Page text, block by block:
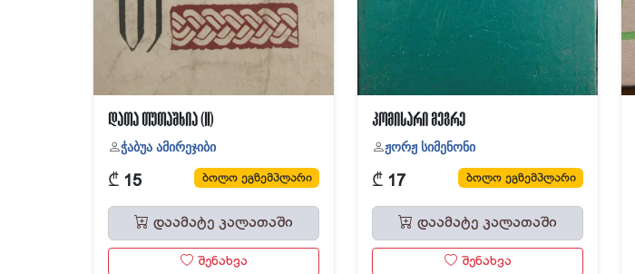
დათა თუთაშხია (II)
ჭაბუა ამირეჯიბი
₾ 15 ბოლო ეგზემპლარი
დაამატე კალათაში
შენახვა
კომისარი მეგრე
ჟორჟ სიმენონი
₾ 17 ბოლო ეგზემპლარი
დაამატე კალათაში
შენახვა